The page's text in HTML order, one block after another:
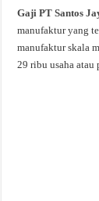
Gaji PT Santos
manufaktur yang
manufaktur skala
29 ribu usaha atau